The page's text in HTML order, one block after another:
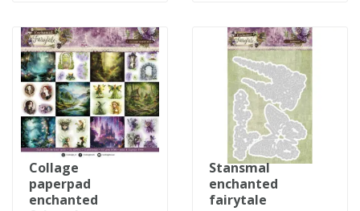
collage
paperpad
enchanted
stansmal
enchanted
fairytale